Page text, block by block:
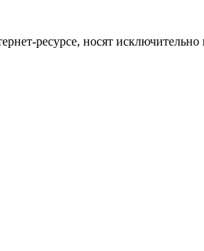
ресурсе, носят